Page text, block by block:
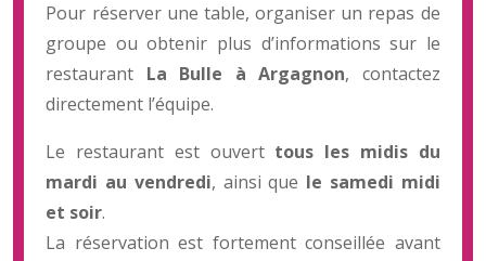
Pour réserver une table, organiser un repas de
groupe ou obtenir plus d’informations sur le
restaurant La Bulle à Argagnon, contactez
directement l’équipe.
Le restaurant est ouvert tous les midis du
mardi au vendredi, ainsi que le samedi midi
et soir.
La réservation est fortement conseillée avant